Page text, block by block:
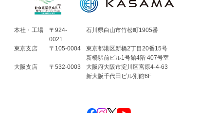
本社・工場
〒924-
0021
石川県白山市竹松町1905番
東京支店 〒105-0004
東京都港区新橋2丁目20番15号
新橋駅前ビル1号館4階 407号室
大阪支店
〒532-0003
大阪府大阪市淀川区宮原4-4-63
新大阪千代田ビル別館6F